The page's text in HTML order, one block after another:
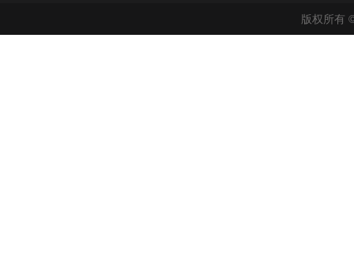
版权所有